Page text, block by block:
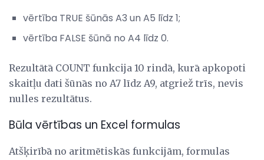
vērtība TRUE šūnās A3 un A5 līdz 1;
vērtība FALSE šūnā no A4 līdz 0.
Rezultātā COUNT funkcija 10 rindā, kurā apkopoti
skaitļu dati šūnās no A7 līdz A9, atgriež trīs, nevis
nulles rezultātus.
Būla vērtības un Excel formulas
Atšķirībā no aritmētiskās funkcijām, formulas